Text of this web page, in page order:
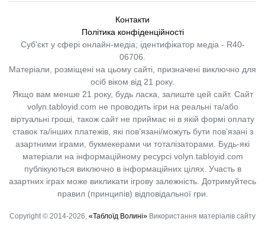
Контакти
Політика конфіденційності
Суб'єкт у сфері онлайн-медіа; ідентифікатор медіа - R40-
06706.
Матеріали, розміщені на цьому сайті, призначені виключно для
осіб віком від 21 року.
Якщо вам менше 21 року, будь ласка, залиште цей сайт. Сайт
volyn.tabloyid.com не проводить ігри на реальні та/або
віртуальні гроші, також сайт не приймає ні в якій формі оплату
ставок та/інших платежів, які пов’язані/можуть бути пов’язані з
азартними іграми, букмекерами чи тоталізаторами. Будь-які
матеріали на інформаційному ресурсі volyn.tabloyid.com
публікуються виключно в інформаційних цілях. Участь в
азартних іграх може викликати ігрову залежність. Дотримуйтесь
правил (принципів) відповідальної гри.
Copyright © 2014-2026, «Таблоїд Волині» Використання матеріалів сайту